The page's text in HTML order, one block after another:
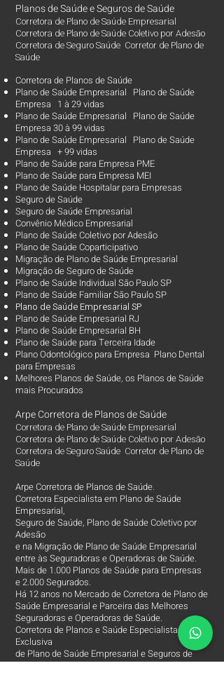
Planos de SaúdeeSeguros de Saúde
Corretora de Plano de Saúde Empresarial
Corretora de Plano de Saúde Coletivo por Adesão
Corretora de Seguro Saúde Corretor de Plano de
Saúde
Corretora de Planos de Saúde
Plano de Saúde Empresarial Plano de Saúde
Empresa 1 à 29 vidas
Plano de Saúde Empresarial Plano de Saúde
Empresa 30 à 99 vidas ​
Plano de Saúde Empresarial Plano de Saúde
Empresa + 99 vidas
Plano de Saúde para Empresa PME
Plano de Saúde para Empresa MEI
Plano de Saúde Hospitalar para Empresas
Seguro de Saúde
Seguro de Saúde Empresarial
Convênio Médico Empresarial
Plano de Saúde Coletivo por Adesão
Plano de Saúde Coparticipativo
Migração de Plano de Saúde Empresarial
Migração de Seguro de Saúde
Plano de Saúde Individual São Paulo SP
Plano de Saúde Familiar São Paulo SP
Plano de Saúde Empresarial SP
Plano de Saúde Empresarial RJ
Plano de Saúde Empresarial BH
Plano de Saúde para Terceira Idade
Plano Odontológico para Empresa Plano Dental
para Empresas
Melhores Planos de Saúde, os Planos de Saúde
mais Procurados​
Arpe Corretora de Planos de Saúde
Corretora de Plano de Saúde Empresarial
Corretora de Plano de Saúde Coletivo por Adesão
Corretora de Seguro Saúde Corretor de Plano de
Saúde
Arpe Corretora de Planos de Saúde.
Corretora Especialista em Plano de Saúde
Empresarial,
Seguro de Saúde, Plano de Saúde Coletivo por
Adesão
e na Migração de Plano de Saúde Empresarial
entre às Seguradoras e Operadoras de Saúde.
Mais de 1.000 Planos de Saúde para Empresas
e 2.000 Segurados.
Há 12 anos no Mercado de Corretora de Plano de
Saúde Empresarial e Parceira das Melhores
Seguradoras e Operadoras de Saúde.
Corretora de Planos e Saúde Especialista e
Exclusiva
de Plano de Saúde Empresarial e Seguros de
Saúde.